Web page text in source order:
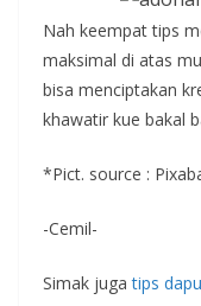
Nah keempat tips
maksimal di atas
bisa menciptakan
khawatir kue bakal
*Pict. source :
-Cemil-
Simak jugatips